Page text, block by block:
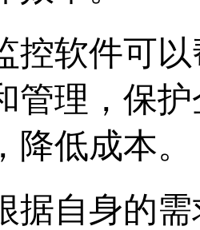
控软件可
管理，保
降低成本。
据自身的